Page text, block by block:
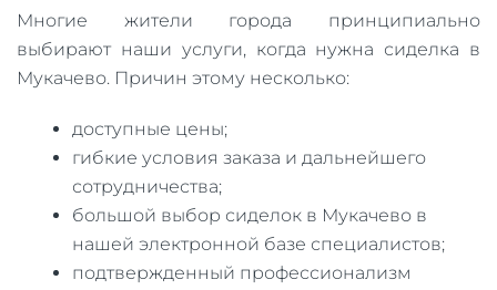
Многие жители города принципиально
выбирают наши услуги, когда нужна сиделка в
Мукачево. Причин этому несколько:
доступные цены;
гибкие условия заказа и дальнейшего
сотрудничества;
большой выбор сиделок в Мукачево в
нашей электронной базе специалистов;
подтвержденный профессионализм